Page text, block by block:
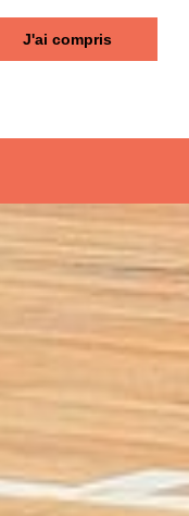
J'ai compris